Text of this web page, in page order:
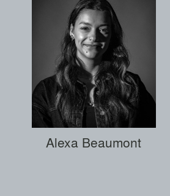
Alexa Beaumont